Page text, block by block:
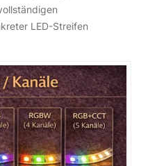
LED-Streifen